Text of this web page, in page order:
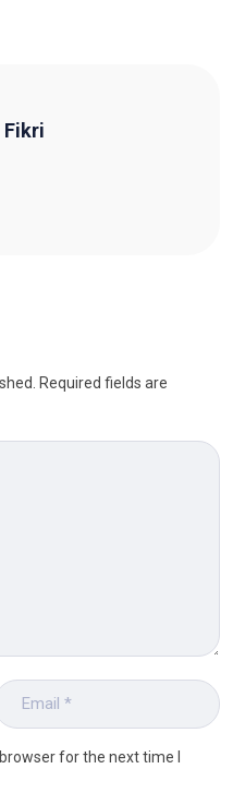
Required fields are
for the next time I